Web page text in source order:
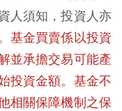
人須知，投資人亦
基金買賣係以投資
並承擔交易可能產
投資金額。基金不
相關保障機制之保